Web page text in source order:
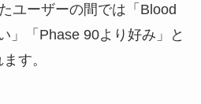
ユーザーの間では「Blood
」「Phase 90より好み」と
す。